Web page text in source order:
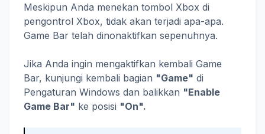
Meskipun Anda menekan tombol Xbox di
pengontrol Xbox, tidak akan terjadi apa-apa.
Game Bar telah dinonaktifkan sepenuhnya.
Jika Anda ingin mengaktifkan kembali Game
Bar, kunjungi kembali bagian "Game" di
Pengaturan Windows dan balikkan "Enable
Game Bar" ke posisi "On".